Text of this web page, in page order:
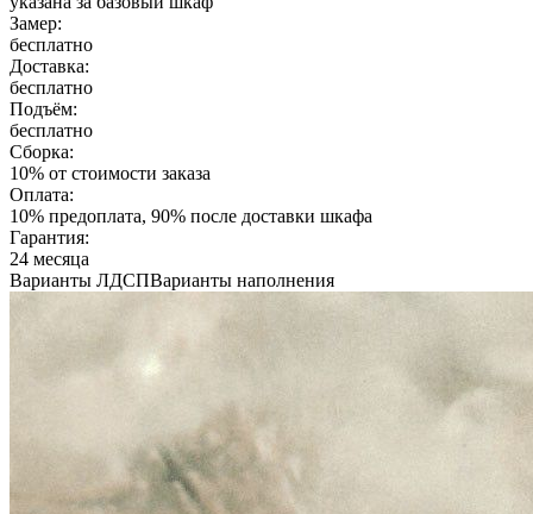
Замер:
бесплатно
Доставка:
бесплатно
Подъём:
бесплатно
Сборка:
10% от стоимости заказа
Оплата:
10% предоплата, 90% после доставки шкафа
Гарантия:
24 месяца
Варианты ЛДСПВарианты наполнения